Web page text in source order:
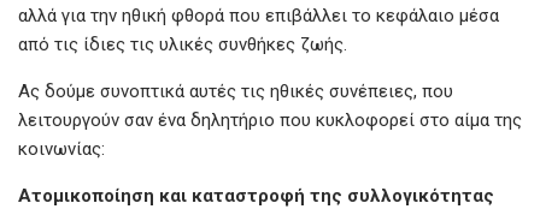
αλλά για την ηθική φθορά που επιβάλλει το κεφάλαιο μέσα
από τις ίδιες τις υλικές συνθήκες ζωής.
Ας δούμε συνοπτικά αυτές τις ηθικές συνέπειες, που
λειτουργούν σαν ένα δηλητήριο που κυκλοφορεί στο αίμα της
κοινωνίας:
Ατομικοποίηση και καταστροφή της συλλογικότητας